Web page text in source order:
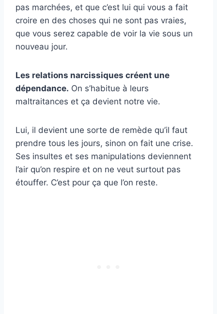
pas marchées, et que c’est lui qui vous a fait
croire en des choses qui ne sont pas vraies,
que vous serez capable de voir la vie sous un
nouveau jour.
Les relations narcissiques créent une
dépendance. On s’habitue à leurs
maltraitances et ça devient notre vie.
Lui, il devient une sorte de remède qu’il faut
prendre tous les jours, sinon on fait une crise.
Ses insultes et ses manipulations deviennent
l’air qu’on respire et on ne veut surtout pas
étouffer. C’est pour ça que l’on reste.